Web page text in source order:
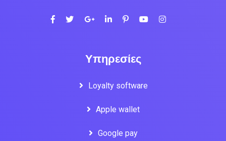
Υπηρεσίες
Loyalty software
Apple wallet
Google pay